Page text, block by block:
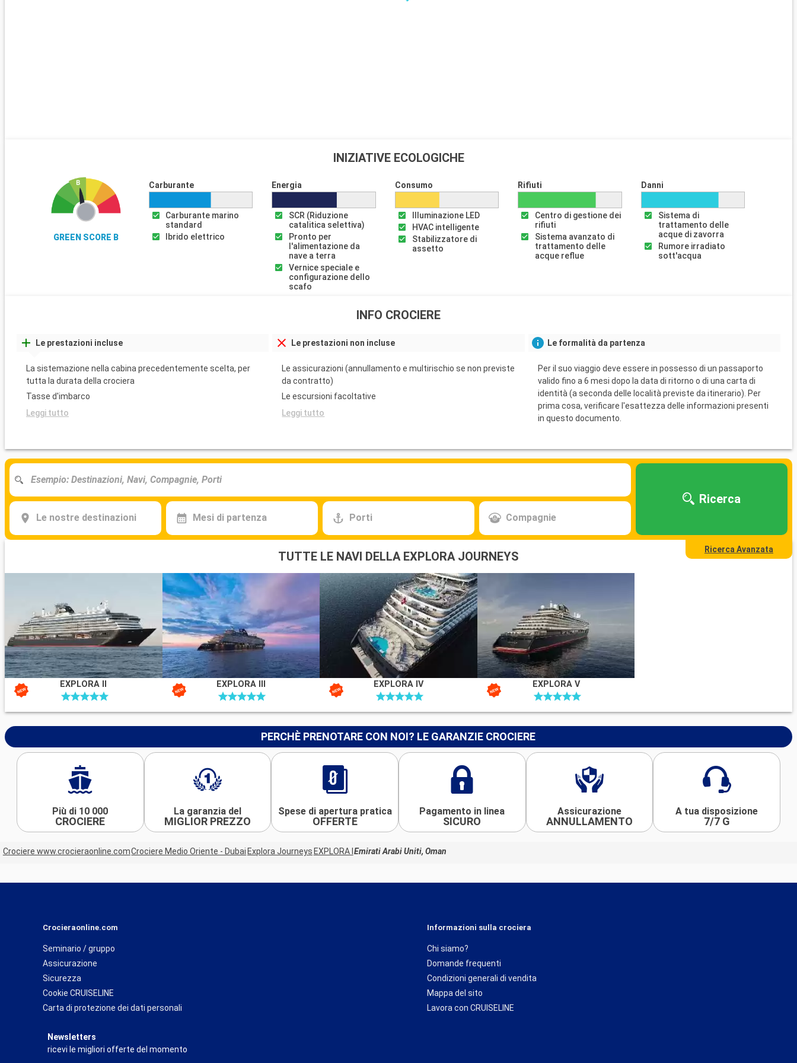
INIZIATIVE ECOLOGICHE
GREEN SCORE B
Carburante
Carburante marino
standard
Ibrido elettrico
Energia
SCR (Riduzione
catalitica selettiva)
Pronto per
l'alimentazione da
nave a terra
Vernice speciale e
configurazione dello
scafo
Consumo
Illuminazione LED
HVAC intelligente
Stabilizzatore di
assetto
Rifiuti
Centro di gestione dei
rifiuti
Sistema avanzato di
trattamento delle
acque reflue
Danni
Sistema di
trattamento delle
acque di zavorra
Rumore irradiato
sott'acqua
INFO CROCIERE
Le prestazioni incluse
La sistemazione nella cabina precedentemente scelta, per
tutta la durata della crociera
Tasse d'imbarco
Leggi tutto
Le prestazioni non incluse
Le assicurazioni (annullamento e multirischio se non previste
da contratto)
Le escursioni facoltative
Leggi tutto
Le formalità da partenza
Per il suo viaggio deve essere in possesso di un passaporto
valido fino a 6 mesi dopo la data di ritorno o di una carta di
identità (a seconda delle località previste da itinerario). Per
prima cosa, verificare l'esattezza delle informazioni presenti
in questo documento.
Le nostre destinazioni Mesi di partenza Porti Compagnie
Ricerca
Ricerca Avanzata
TUTTE LE NAVI DELLA EXPLORA JOURNEYS
EXPLORA II EXPLORA III EXPLORA IV EXPLORA V
PERCHÈ PRENOTARE CON NOI? LE GARANZIE CROCIERE
Più di 10 000
CROCIERE
La garanzia del
MIGLIOR PREZZO
Spese di apertura pratica
OFFERTE
Pagamento in linea
SICURO
Assicurazione
ANNULLAMENTO
A tua disposizione
7/7 G
Crociere www.crocieraonline.comCrociere Medio Oriente - Dubai Explora Journeys EXPLORA I Emirati Arabi Uniti, Oman
Crocieraonline.com
Seminario / gruppo
Assicurazione
Sicurezza
Cookie CRUISELINE
Carta di protezione dei dati personali
Informazioni sulla crociera
Chi siamo?
Domande frequenti
Condizioni generali di vendita
Mappa del sito
Lavora con CRUISELINE
Newsletters
ricevi le migliori offerte del momento